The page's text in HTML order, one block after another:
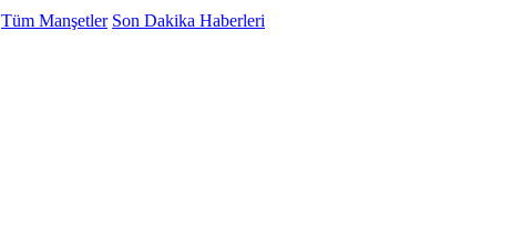
Tüm Manşetler Son Dakika Haberleri